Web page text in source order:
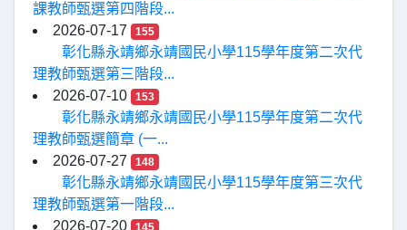
課教師甄選第四階段...
2026-07-17
155
彰化縣永靖鄉永靖國民小學115學年度第二次代
理教師甄選第三階段...
2026-07-10
153
彰化縣永靖鄉永靖國民小學115學年度第二次代
理教師甄選簡章 (一...
2026-07-27
148
彰化縣永靖鄉永靖國民小學115學年度第三次代
理教師甄選第一階段...
2026-07-20